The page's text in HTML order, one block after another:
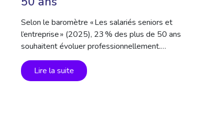
Selon le baromètre « Les salariés seniors et
l’entreprise » (2025), 23 % des plus de 50 ans
souhaitent évoluer professionnellement.…
Lire la suite